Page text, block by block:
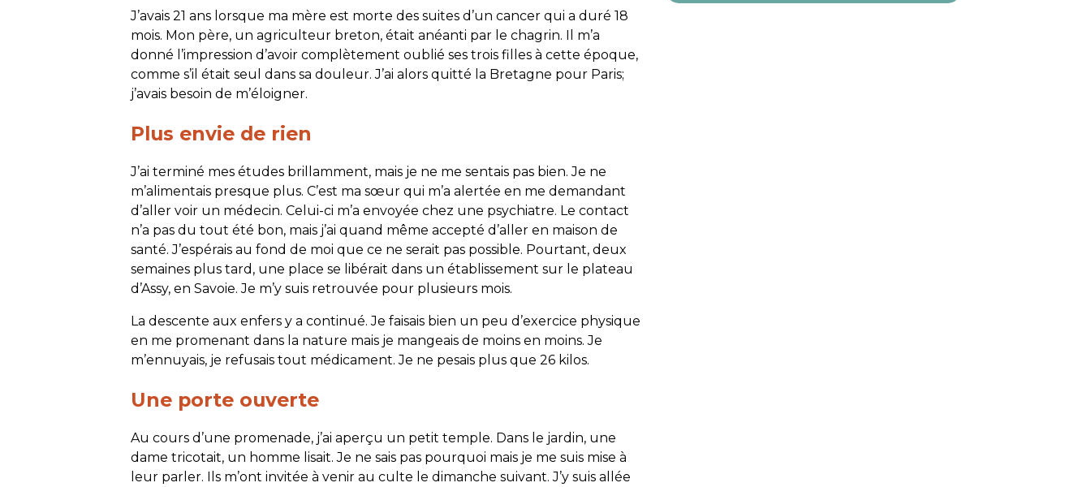
J’avais 21 ans lorsque ma mère est morte des suites d’un cancer qui a duré 18
mois. Mon père, un agriculteur breton, était anéanti par le chagrin. Il m’a
donné l’impression d’avoir complètement oublié ses trois filles à cette époque,
comme s’il était seul dans sa douleur. J’ai alors quitté la Bretagne pour Paris;
j’avais besoin de m’éloigner.
Plus envie de rien
J’ai terminé mes études brillamment, mais je ne me sentais pas bien. Je ne
m’alimentais presque plus. C’est ma sœur qui m’a alertée en me demandant
d’aller voir un médecin. Celui-ci m’a envoyée chez une psychiatre. Le contact
n’a pas du tout été bon, mais j’ai quand même accepté d’aller en maison de
santé. J’espérais au fond de moi que ce ne serait pas possible. Pourtant, deux
semaines plus tard, une place se libérait dans un établissement sur le plateau
d’Assy, en Savoie. Je m’y suis retrouvée pour plusieurs mois.
La descente aux enfers y a continué. Je faisais bien un peu d’exercice physique
en me promenant dans la nature mais je mangeais de moins en moins. Je
m’ennuyais, je refusais tout médicament. Je ne pesais plus que 26 kilos.
Une porte ouverte
Au cours d’une promenade, j’ai aperçu un petit temple. Dans le jardin, une
dame tricotait, un homme lisait. Je ne sais pas pourquoi mais je me suis mise à
leur parler. Ils m’ont invitée à venir au culte le dimanche suivant. J’y suis allée